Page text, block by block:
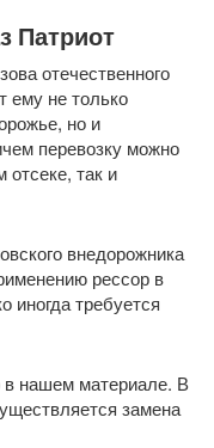
Патриот
отечественного
ему не только
но и
перевозку можно
так и
внедорожника
рессор в
иногда требуется
в нашем материале. В
замена